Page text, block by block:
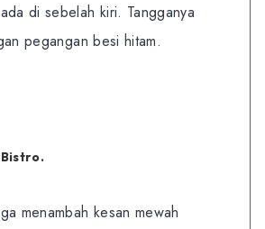
di sebelah kiri. Tangganya
pegangan besi hitam.
menambah kesan mewah